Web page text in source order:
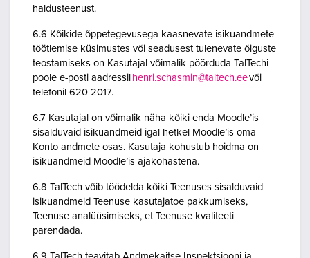
haldusteenust.
6.6 Kõikide õppetegevusega kaasnevate isikuandmete
töötlemise küsimustes või seadusest tulenevate õiguste
teostamiseks on Kasutajal võimalik pöörduda TalTechi
poole e-posti aadressil henri.schasmin@taltech.eevõi
telefonil 620 2017.
6.7 Kasutajal on võimalik näha kõiki enda Moodle’is
sisalduvaid isikuandmeid igal hetkel Moodle’is oma
Konto andmete osas. Kasutaja kohustub hoidma on
isikuandmeid Moodle’is ajakohastena.
6.8 TalTech võib töödelda kõiki Teenuses sisalduvaid
isikuandmeid Teenuse kasutajatoe pakkumiseks,
Teenuse analüüsimiseks, et Teenuse kvaliteeti
parendada.